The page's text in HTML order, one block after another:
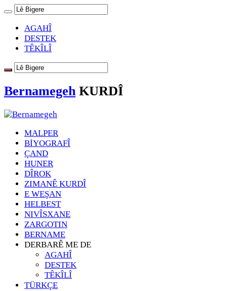
AGAHÎ
DESTEK
TÊKÎLÎ
Bernamegeh KURDÎ
MALPER
BİYOGRAFÎ
ÇAND
HUNER
DÎROK
ZIMANÊ KURDÎ
E WEŞAN
HELBEST
NIVÎSXANE
ZARGOTIN
BERNAME
DERBARÊ ME DE
AGAHÎ
DESTEK
TÊKÎLÎ
TÜRKÇE